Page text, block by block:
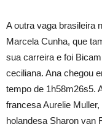
A outra vaga brasileira
Marcela Cunha, que
sua carreira e foi
ceciliana. Ana chegou
tempo de 1h58m26s5.
francesa Aurelie
holandesa Sharon van